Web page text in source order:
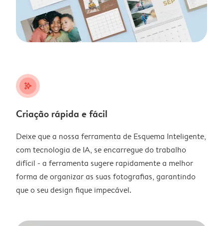
stars_plus
Criação rápida e fácil
Deixe que a nossa ferramenta de Esquema Inteligente,
com tecnologia de IA, se encarregue do trabalho
difícil - a ferramenta sugere rapidamente a melhor
forma de organizar as suas fotografias, garantindo
que o seu design fique impecável.